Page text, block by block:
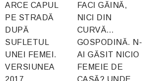
ARCE CAPUL
PE STRADĂ
DUPĂ
SUFLETUL
UNEI FEMEI.
VERSIUNEA
2017
FACI GĂINĂ,
NICI DIN
CURVĂ…
GOSPODINĂ. N-
AI GĂSIT NICIO
FEMEIE DE
CASĂ? UNDE